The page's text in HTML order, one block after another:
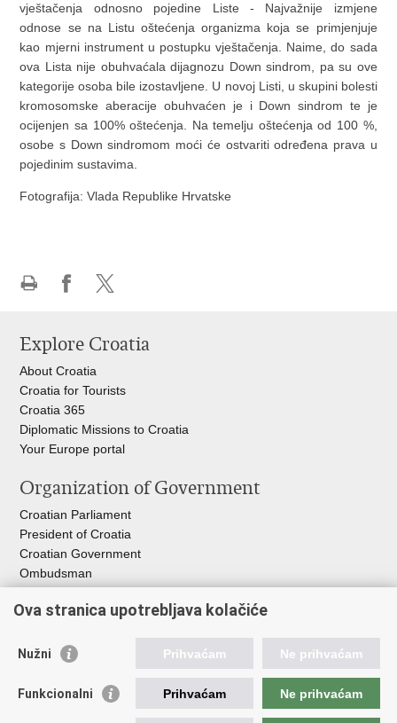
vještačenja odnosno pojedine Liste - Najvažnije izmjene
odnose se na Listu oštećenja organizma koja se primjenjuje
kao mjerni instrument u postupku vještačenja. Naime, do sada
ova Lista nije obuhvaćala dijagnozu Down sindrom, pa su ove
kategorije osoba bile izostavljene. U novoj Listi, u skupini bolesti
kromosomske aberacije obuhvaćen je i Down sindrom te je
ocijenjen sa 100% oštećenja. Na temelju oštećenja od 100 %,
osobe s Down sindromom moći će ostvariti određena prava u
pojedinim sustavima.
Fotografija: Vlada Republike Hrvatske
page
Facebook
X
Explore Croatia
About Croatia
Croatia for Tourists
Croatia 365
Diplomatic Missions to Croatia
Your Europe portal​
Organization of Government
Croatian Parliament
President of Croatia
Croatian Government
Ombudsman​
Useful links
ILO
CPII
Ova stranica upotrebljava kolačiće
Nužni Prihvaćam Ne prihvaćam
Funkcionalni Prihvaćam Ne prihvaćam